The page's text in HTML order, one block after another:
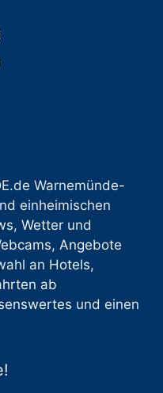
Warnemünde-
einheimischen
, Wetter und
, Angebote
an Hotels,
ab
und einen